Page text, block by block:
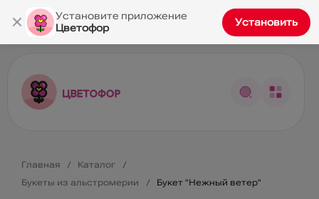
Главная
Каталог
Букеты из альстромерии
Букет "Нежный ветер"
×
Установите приложение
Цветофор
Установить